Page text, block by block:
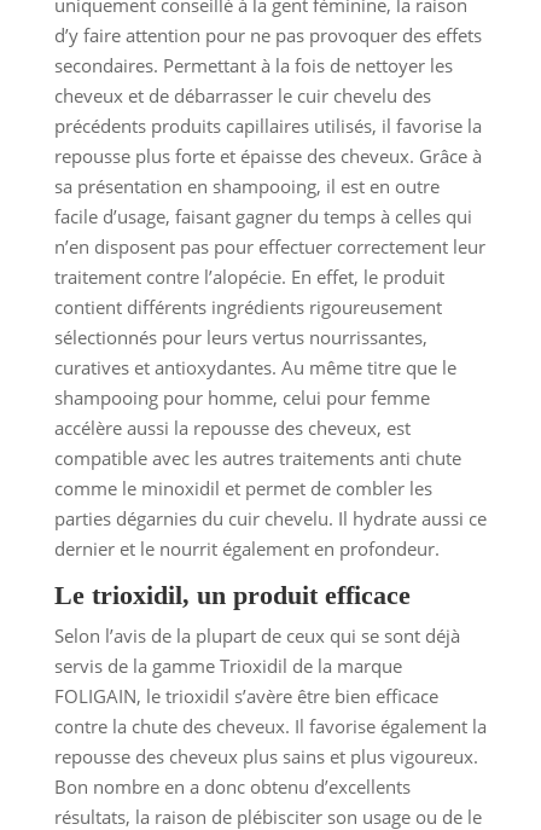
uniquement conseillé à la gent féminine, la raison
d’y faire attention pour ne pas provoquer des effets
secondaires. Permettant à la fois de nettoyer les
cheveux et de débarrasser le cuir chevelu des
précédents produits capillaires utilisés, il favorise la
repousse plus forte et épaisse des cheveux. Grâce à
sa présentation en shampooing, il est en outre
facile d’usage, faisant gagner du temps à celles qui
n’en disposent pas pour effectuer correctement leur
traitement contre l’alopécie. En effet, le produit
contient différents ingrédients rigoureusement
sélectionnés pour leurs vertus nourrissantes,
curatives et antioxydantes. Au même titre que le
shampooing pour homme, celui pour femme
accélère aussi la repousse des cheveux, est
compatible avec les autres traitements anti chute
comme le minoxidil et permet de combler les
parties dégarnies du cuir chevelu. Il hydrate aussi ce
dernier et le nourrit également en profondeur.
Le trioxidil, un produit efficace
Selon l’avis de la plupart de ceux qui se sont déjà
servis de la gamme Trioxidil de la marque
FOLIGAIN, le trioxidil s’avère être bien efficace
contre la chute des cheveux. Il favorise également la
repousse des cheveux plus sains et plus vigoureux.
Bon nombre en a donc obtenu d’excellents
résultats, la raison de plébisciter son usage ou de le